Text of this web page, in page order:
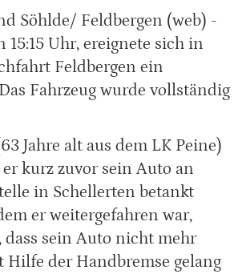
Söhlde/ Feldbergen (web) -
15:15 Uhr, ereignete sich in
Feldbergen ein
Fahrzeug wurde vollständig
Jahre alt aus dem LK Peine)
er kurz zuvor sein Auto an
in Schellerten betankt
er weitergefahren war,
dass sein Auto nicht mehr
Hilfe der Handbremse gelang